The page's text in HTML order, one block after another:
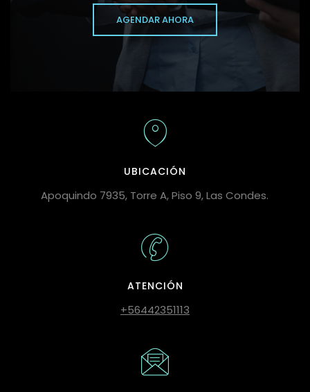
AGENDAR AHORA
UBICACIÓN
Apoquindo 7935, Torre A, Piso 9, Las Condes.
ATENCIÓN
+56442351113